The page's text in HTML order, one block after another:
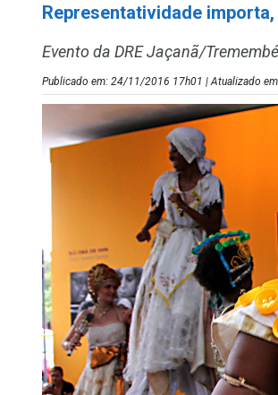
Representatividade importa,
Evento da DRE Jaçanã/
Publicado em: 24/11/2016 17h01 | Atualizado